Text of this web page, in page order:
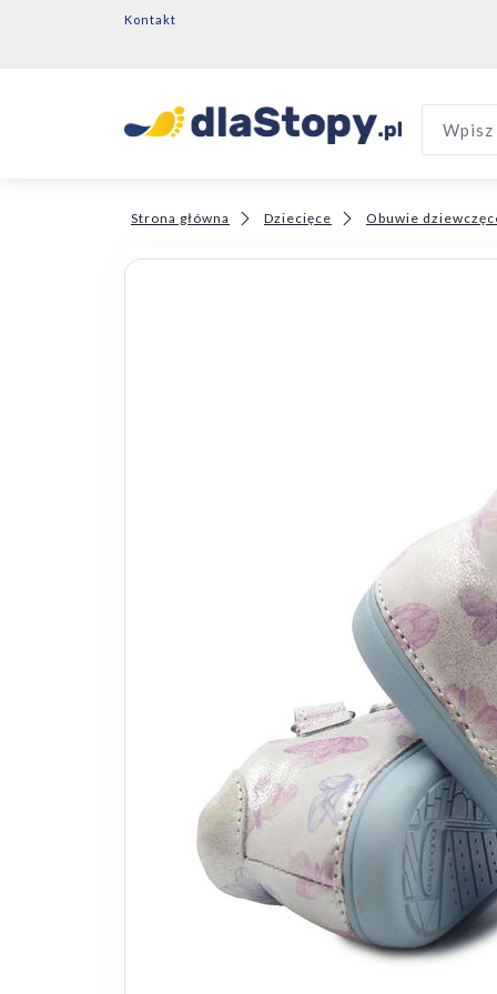
Kontakt
Strona główna Dziecięce Obuwie